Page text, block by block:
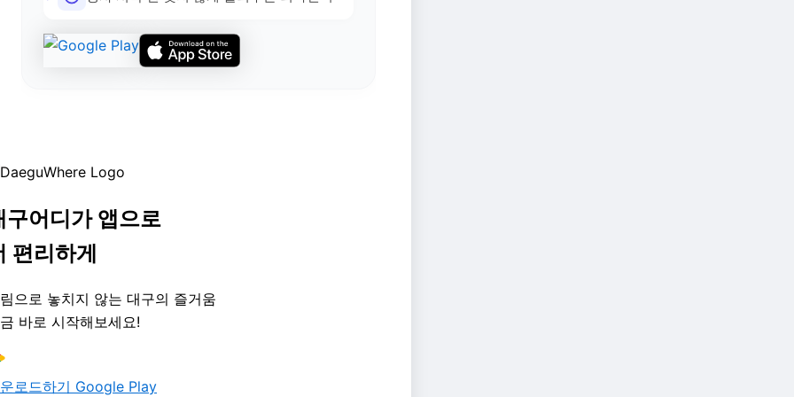
구어디가 앱으로
편리하게
으로 놓치지 않는 대구의 즐거움
바로 시작해보세요!
로드하기 Google Play